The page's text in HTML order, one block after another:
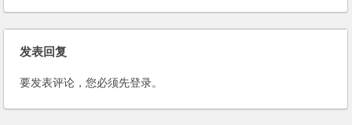
发表回复
要发表评论，您必须先登录。